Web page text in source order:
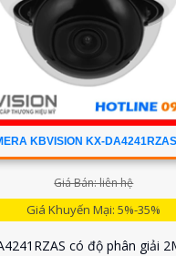
KBVISION KX-
Giá Bán: liên hệ
Giá Khuyến Mại: 5%-35%
có độ phân giải